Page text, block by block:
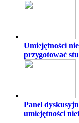
Umiejętności
przygotować
Panel
umiejętności